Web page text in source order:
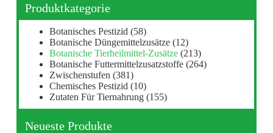
Produktkategorie
Botanisches Pestizid (58)
Botanische Düngemittelzusätze (12)
Botanische Tierheilmittel-Zusätze (213)
Botanische Futtermittelzusatzstoffe (264)
Zwischenstufen (381)
Chemisches Pestizid (10)
Zutaten Für Tiernahrung (155)
Neueste Produkte